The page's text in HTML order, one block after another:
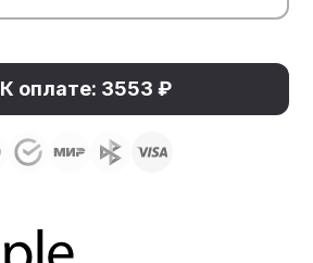
К оплате: 3553 ₽